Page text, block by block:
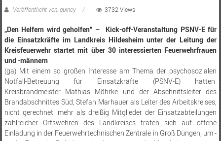
Veröffentlicht von: quincy 3732 Views
„Den Helfern wird geholfen“ – Kick-off-Veranstaltung PSNV-E für
die Einsatzkräfte im Landkreis Hildesheim unter der Leitung der
Kreisfeuerwehr startet mit über 30 interessierten Feuerwehrfrauen
und -männern
(ga) Mit einem so großen Interesse am Thema der psychosozialen
Notfall-Betreuung für Einsatzkräfte (PSNV-E) hatten
Kreisbrandmeister Mathias Möhrke und der Abschnittsleiter des
Brandabschnittes Süd, Stefan Marhauer als Leiter des Arbeitskreises,
nicht gerechnet: mehr als dreißig Mitglieder der Einsatzabteilungen
zahlreicher Ortswehren des Landkreises trafen sich auf offene
Einladung in der Feuerwehrtechnischen Zentrale in Groß Düngen, um -